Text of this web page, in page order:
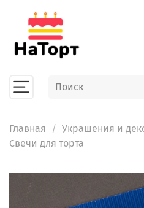
Главная
Украшения и
Свечи для торта